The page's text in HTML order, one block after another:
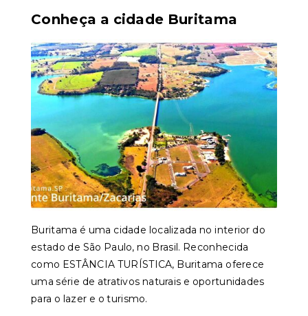
Conheça a cidade Buritama
Buritama é uma cidade localizada no interior do
estado de São Paulo, no Brasil. Reconhecida
como ESTÂNCIA TURÍSTICA, Buritama oferece
uma série de atrativos naturais e oportunidades
para o lazer e o turismo.